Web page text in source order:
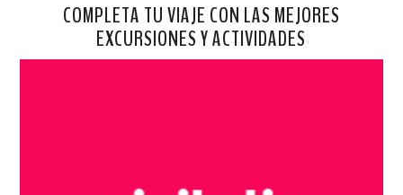
COMPLETA TU VIAJE CON LAS MEJORES
EXCURSIONES Y ACTIVIDADES